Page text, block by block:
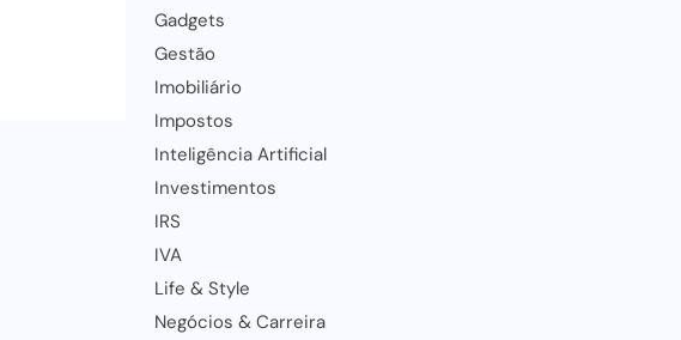
Gadgets
Gestão
Imobiliário
Impostos
Inteligência Artificial
Investimentos
IRS
IVA
Life & Style
Negócios & Carreira